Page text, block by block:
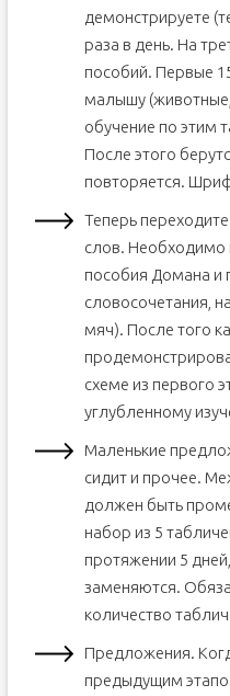
демонстрируете
раза в день. На
пособий. Первые
малышу (животные,
обучение по этим
После этого
повторяется.
Теперь
слов. Необходимо
пособия Домана и
словосочетания,
мяч). После того
схеме из первого
углубленному
Маленькие
сидит и прочее.
должен быть
набор из 5
протяжении 5
заменяются.
количество
Предложения.
предыдущим